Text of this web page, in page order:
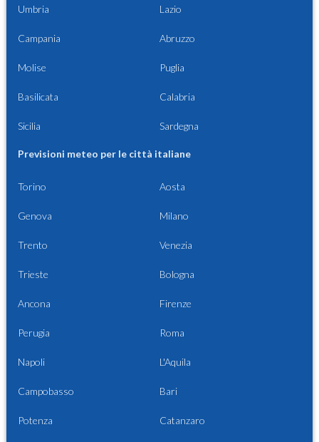
Umbria Lazio
Campania Abruzzo
Molise Puglia
Basilicata Calabria
Sicilia Sardegna
Previsioni meteo per le città italiane
Torino Aosta
Genova Milano
Trento Venezia
Trieste Bologna
Ancona Firenze
Perugia Roma
Napoli L'Aquila
Campobasso Bari
Potenza Catanzaro